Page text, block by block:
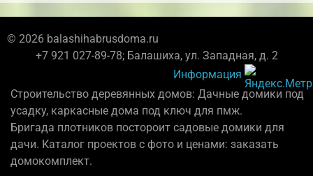
© 2026 balashihabrusdoma.ru
+7 921 027-89-78; Балашиха, ул. Западная, д. 2
Информация
Строительство деревянных домов: Дачные домики под
усадку, каркасные дома под ключ для пмж.
Бригада плотников постороит садовые домики для
дачи. Каталог проектов с фото и ценами: заказать
домокомплект.